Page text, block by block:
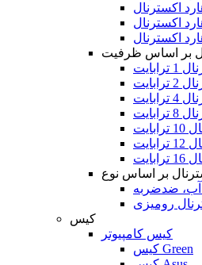
بر اساس ظرفیت
بر اساس نوع
ضدضربه
رومیزی
کیس
کیس کامپیوتر
کیس Green